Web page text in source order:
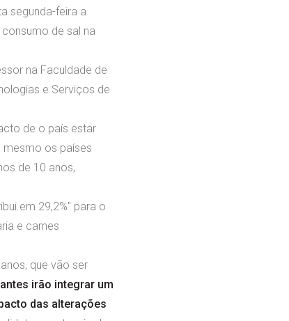
segunda-feira a
de sal na
na Faculdade de
e Serviços de
de o país estar
mesmo os países
de 10 anos,
em 29,2%" para o
e carnes
que vão ser
irão integrar um
das alterações